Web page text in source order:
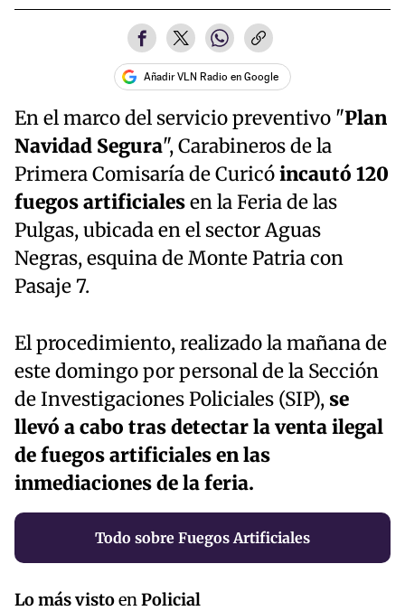
Añadir VLN Radio en Google
En el marco del servicio preventivo "Plan
Navidad Segura", Carabineros de la
Primera Comisaría de Curicóincautó 120
fuegos artificialesen la Feria de las
Pulgas, ubicada en el sector Aguas
Negras, esquina de Monte Patria con
Pasaje 7.
El procedimiento, realizado la mañana de
este domingo por personal de la Sección
de Investigaciones Policiales (SIP), se
llevó a cabo tras detectar la venta ilegal
de fuegos artificiales en las
inmediaciones de la feria.
Todo sobre Fuegos Artificiales
Lo más vistoen Policial